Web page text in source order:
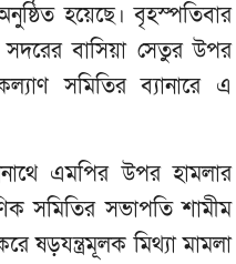
হয়েছে। বৃহস্পতিবার
বাসিয়া সেতুর উপর
সমিতির ব্যানারে এ
এমপির উপর হামলার
সমিতির সভাপতি শামীম
ষড়যন্ত্রমূলক মিথ্যা মামলা